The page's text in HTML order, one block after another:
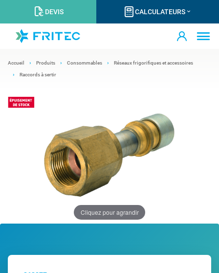
DEVIS CALCULATEURS
Accueil Produits Consommables Réseaux frigorifiques et accessoires
Raccords à sertir
Cliquez pour agrandir